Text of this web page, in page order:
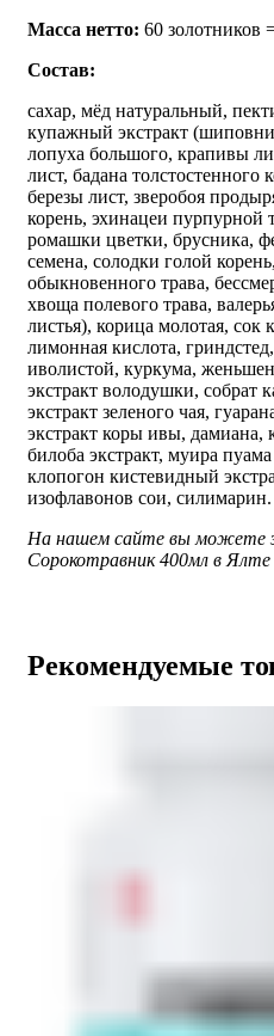
Масса нетто: 60 золотников
Состав:
сахар, мёд натуральный,
купажный экстракт
лопуха большого, крапивы
лист, бадана
березы лист, зверобоя
корень, эхинацеи пурпурной
ромашки цветки, брусника,
семена, солодки голой
обыкновенного трава,
хвоща полевого трава,
листья), корица молотая,
лимонная кислота,
иволистой, куркума,
экстракт володушки, собрат
экстракт зеленого чая,
экстракт коры ивы, дамиана,
билоба экстракт, муира
клопогон кистевидный
изофлавонов сои, силимарин.
На нашем сайте вы можете
Сорокотравник 400мл в
Рекомендуемые